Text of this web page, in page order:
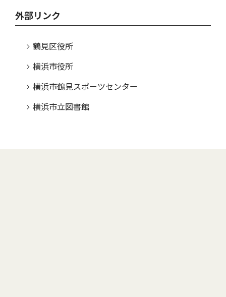
外部リンク
鶴見区役所
横浜市役所
横浜市鶴見スポーツセンター
横浜市立図書館